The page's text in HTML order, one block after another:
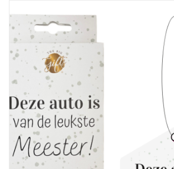
Kinderen
Cadeauboeken
Stationery & Gifts
Sieraden